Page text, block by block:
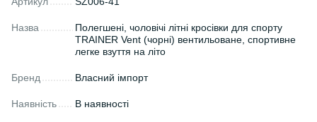
Назва
Полегшені, чоловічі літні кросівки для спорту
TRAINER Vent (чорні) вентильоване, спортивне
легке взуття на літо
Бренд Власний імпорт
Наявність В наявності